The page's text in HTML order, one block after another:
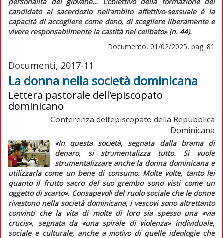
candidato al sacerdozio nell’ambito affettivo-sessuale è la
capacità di accogliere come dono, di scegliere liberamente e
vivere responsabilmente la castità nel celibato»(n. 44).
Documento, 01/02/2025, pag. 81
Documenti, 2017-11
La donna nella società dominicana
Lettera pastorale dell'episcopato
dominicano
Conferenza dell’episcopato della Repubblica
Dominicana
«In questa società, segnata dalla brama di
denaro, si strumentalizza tutto. Si vuole
strumentalizzare anche la donna dominicana e
utilizzarla come un bene di consumo. Molte volte, tanto lei
quanto il frutto sacro del suo grembo sono visti come un
oggetto di scarto». Consapevoli del ruolo sociale che le donne
rivestono nella società dominicana, i vescovi sono altrettanto
convinti che la vita di molte di loro sia spesso una «via
crucis», segnata da «una spirale di violenza»individuale,
sociale e culturale, anche a motivo di quelle ideologie che